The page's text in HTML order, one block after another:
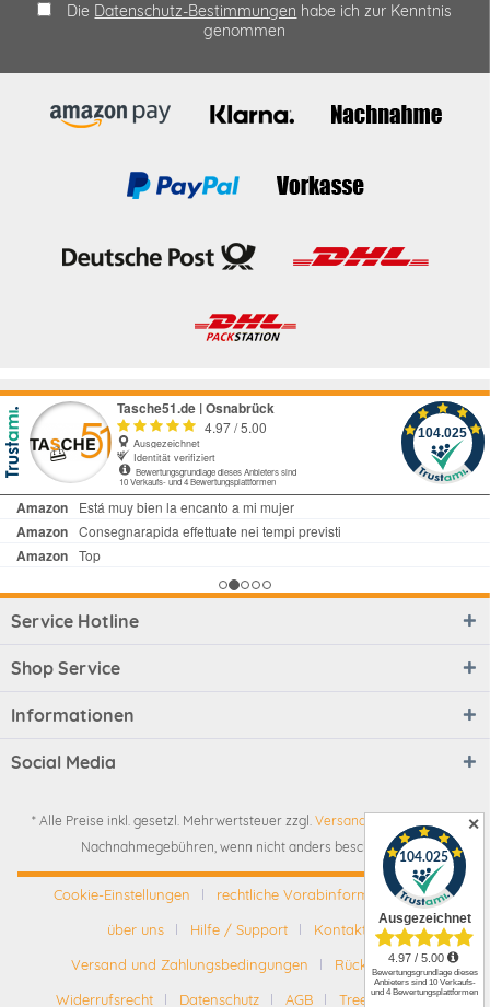
✕
Die Datenschutz-Bestimmungen habe ich zur Kenntnis
genommen
Service Hotline
Shop Service
Informationen
Social Media
* Alle Preise inkl. gesetzl. Mehrwertsteuer zzgl. Versandkosten
Nachnahmegebühren, wenn nicht anders beschrieben
Cookie-Einstellungen
rechtliche Vorabinformationen
über uns
Hilfe / Support
Kontakt
Versand und Zahlungsbedingungen
Rückgabe
Widerrufsrecht
Datenschutz AGB Tree-Nation